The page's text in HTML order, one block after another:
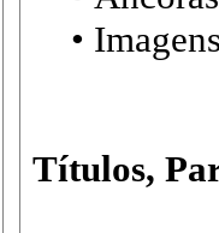
•
Títulos,